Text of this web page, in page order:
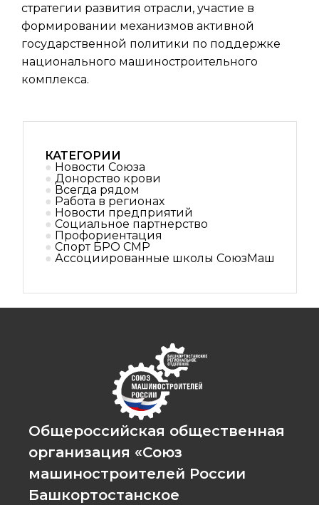
стратегии развития отрасли, участие в
формировании механизмов активной
государственной политики по поддержке
национального машиностроительного
комплекса.
КАТЕГОРИИ
Новости Союза
Донорство крови
Всегда рядом
Работа в регионах
Новости предприятий
Социальное партнерствo
Профориентация
Спорт БРО СМР
Ассоциированные школы СоюзМаш
Общероссийская общественная
организация «Союз
машиностроителей России
Башкортостанское